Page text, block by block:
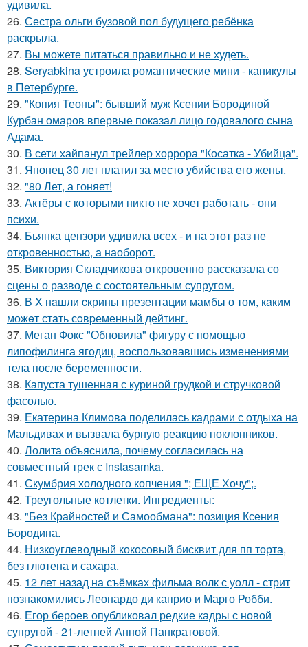
удивила.
26. Сестра ольги бузовой пол будущего ребёнка
раскрыла.
27. Вы можете питаться правильно и не худеть.
28. Seryabkina устроила романтические мини - каникулы
в Петербурге.
29. "Копия Теоны": бывший муж Ксении Бородиной
Курбан омаров впервые показал лицо годовалого сына
Адама.
30. В сети хайпанул трейлер хоррора "Косатка - Убийца".
31. Японец 30 лет платил за место убийства его жены.
32. "80 Лет, а гоняет!
33. Актёры с которыми никто не хочет работать - они
психи.
34. Бьянка цензори удивила всех - и на этот раз не
откровенностью, а наоборот.
35. Виктория Складчикова откровенно рассказала со
сцены о разводе с состоятельным супругом.
36. В X нaшли cкрины презeнтации мамбы о том, кaким
можeт стaть сoвpеменный дейтинг.
37. Меган Фокс "Обновила" фигуру с помощью
липофилинга ягодиц, воспользовавшись изменениями
тела после беременности.
38. Капуста тушенная с куриной грудкой и стручковой
фасолью.
39. Екатерина Климова поделилась кадрами с отдыха на
Мальдивах и вызвала бурную реакцию поклонников.
40. Лолита объяснила, почему согласилась на
совместный трек с Instasamka.
41. Скумбрия холодного копчения "; ЕЩЕ Хочу";.
42. Треугольные котлетки. Ингредиенты:
43. "Без Крайностей и Самообмана": позиция Ксения
Бородина.
44. Низкоуглеводный кокосовый бисквит для пп торта,
без глютена и сахара.
45. 12 лет назад на съёмках фильма волк с уолл - стрит
познакомились Леонардо ди каприо и Марго Робби.
46. Егор бероев опубликовал редкие кадры с новой
супругой - 21-летней Анной Панкратовой.